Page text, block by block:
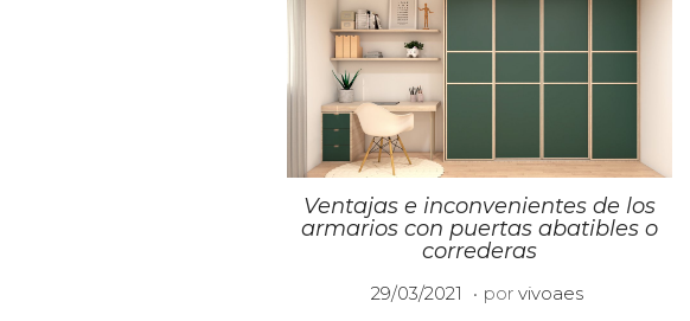
Ventajas e inconvenientes de los
armarios con puertas abatibles o
correderas
P
29/03/2021
2. por vivoaes